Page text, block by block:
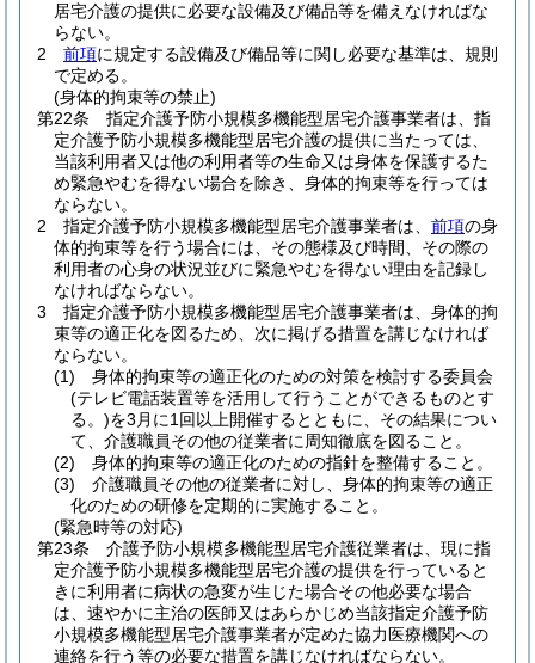
居宅介護の提供に必要な設備及び備品等を備えなければな
らない。
2
前項に規定する設備及び備品等に関し必要な基準は、規則
で定める。
(身体的拘束等の禁止)
第22条
指定介護予防小規模多機能型居宅介護事業者は、指
定介護予防小規模多機能型居宅介護の提供に当たっては、
当該利用者又は他の利用者等の生命又は身体を保護するた
め緊急やむを得ない場合を除き、身体的拘束等を行っては
ならない。
2
指定介護予防小規模多機能型居宅介護事業者は、 前項の身
体的拘束等を行う場合には、その態様及び時間、その際の
利用者の心身の状況並びに緊急やむを得ない理由を記録し
なければならない。
3
指定介護予防小規模多機能型居宅介護事業者は、身体的拘
束等の適正化を図るため、次に掲げる措置を講じなければ
ならない。
(1)
身体的拘束等の適正化のための対策を検討する委員会
(テレビ電話装置等を活用して行うことができるものとす
る。)を3月に1回以上開催するとともに、その結果につい
て、介護職員その他の従業者に周知徹底を図ること。
(2)
身体的拘束等の適正化のための指針を整備すること。
(3)
介護職員その他の従業者に対し、身体的拘束等の適正
化のための研修を定期的に実施すること。
(緊急時等の対応)
第23条
介護予防小規模多機能型居宅介護従業者は、現に指
定介護予防小規模多機能型居宅介護の提供を行っていると
きに利用者に病状の急変が生じた場合その他必要な場合
は、速やかに主治の医師又はあらかじめ当該指定介護予防
小規模多機能型居宅介護事業者が定めた協力医療機関への
連絡を行う等の必要な措置を講じなければならない。